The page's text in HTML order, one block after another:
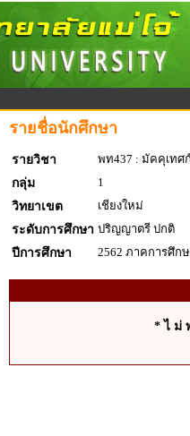
รายชื่อนักศึกษา
รายวิชา
พท437 : มัคคุเทศ
กลุ่ม
1
วิทยาเขต
เชียงใหม่
ระดับการศึกษา ปริญญาตรี ปกติ
ปีการศึกษา
2562 ภาคการศึก
* ไ ม่